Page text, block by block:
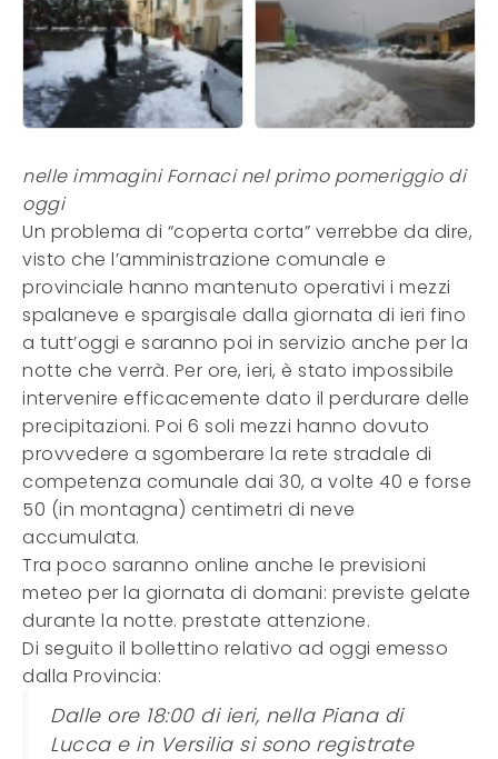
nelle immagini Fornaci nel primo pomeriggio di
oggi
Un problema di “coperta corta” verrebbe da dire,
visto che l’amministrazione comunale e
provinciale hanno mantenuto operativi i mezzi
spalaneve e spargisale dalla giornata di ieri fino
a tutt’oggi e saranno poi in servizio anche per la
notte che verrà. Per ore, ieri, è stato impossibile
intervenire efficacemente dato il perdurare delle
precipitazioni. Poi 6 soli mezzi hanno dovuto
provvedere a sgomberare la rete stradale di
competenza comunale dai 30, a volte 40 e forse
50 (in montagna) centimetri di neve
accumulata.
Tra poco saranno online anche le previsioni
meteo per la giornata di domani: previste gelate
durante la notte. prestate attenzione.
Di seguito il bollettino relativo ad oggi emesso
dalla Provincia:
Dalle ore 18:00 di ieri, nella Piana di
Lucca e in Versilia si sono registrate